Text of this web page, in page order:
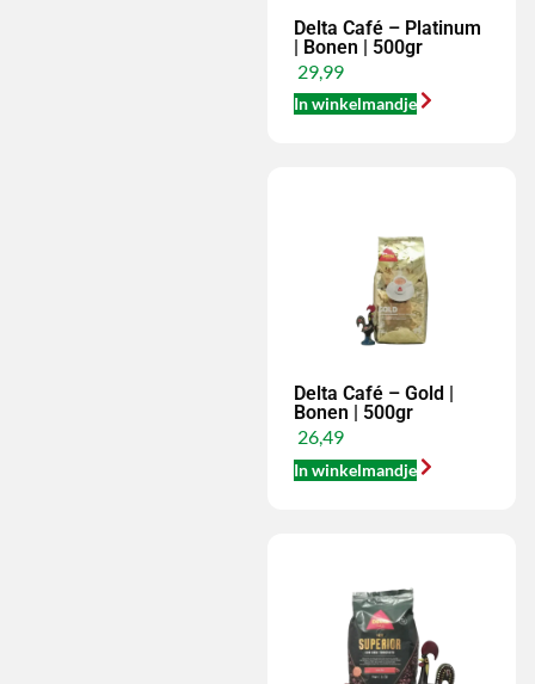
Delta Café – Platinum
| Bonen | 500gr
29,99
In winkelmandje
Delta Café – Gold |
Bonen | 500gr
26,49
In winkelmandje